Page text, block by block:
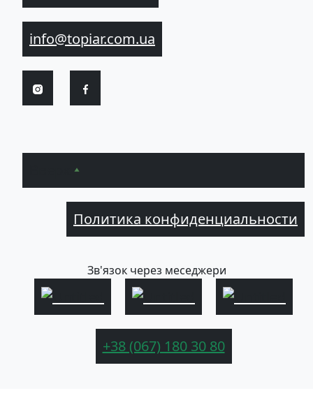
info@topiar.com.ua
Политика конфиденциальности
Зв'язок через меседжери
+38 (067) 180 30 80